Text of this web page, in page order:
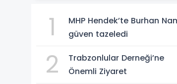
1
MHP Hendek’te Burhan
güven tazeledi
2
Trabzonlular Derneği’ne
Önemli Ziyaret